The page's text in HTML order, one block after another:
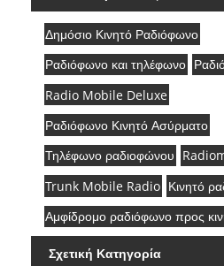
Δημόσιο Κινητό Ραδιόφωνο
Ραδιόφωνο και τηλέφωνο
Radio Mobile Deluxe
Ραδιόφωνο Κινητό Ασύρματο
Τηλέφωνο ραδιοφώνου
Trunk Mobile Radio Κινητό
Αμφίδρομο ραδιόφωνο προς
Σχετική Κατηγορία